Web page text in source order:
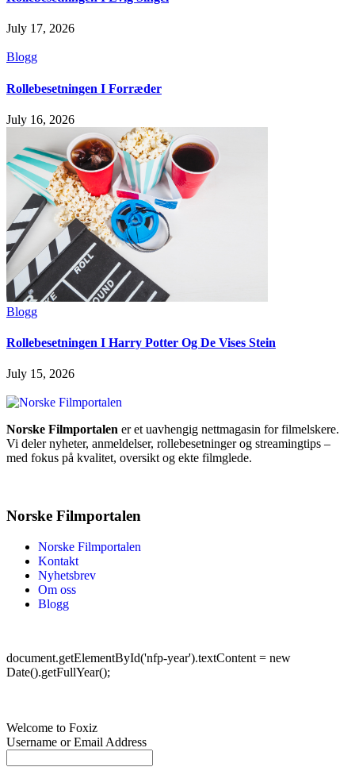
July 17, 2026
Blogg
Rollebesetningen I Forræder
July 16, 2026
Blogg
Rollebesetningen I Harry Potter Og De Vises Stein
July 15, 2026
Norske Filmportalen er et uavhengig nettmagasin for filmelskere.
Vi deler nyheter, anmeldelser, rollebesetninger og streamingtips –
med fokus på kvalitet, oversikt og ekte filmglede.
Norske Filmportalen
Norske Filmportalen
Kontakt
Nyhetsbrev
Om oss
Blogg
document.getElementById('nfp-year').textContent = new
Date().getFullYear();
Welcome to Foxiz
Username or Email Address